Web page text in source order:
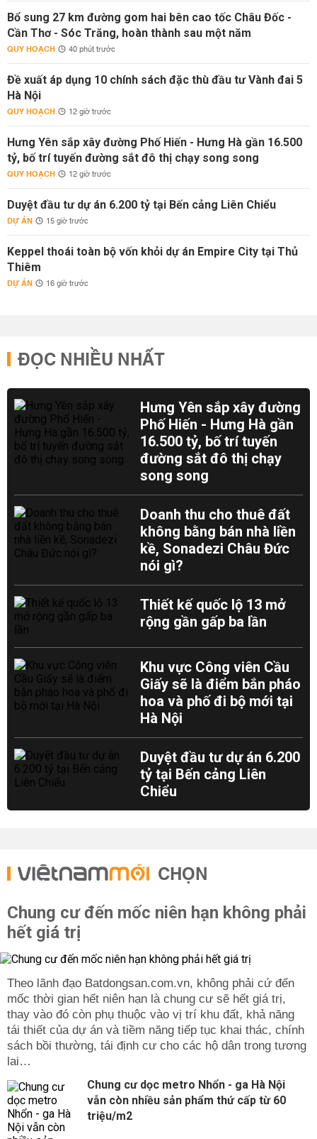
Bổ sung 27 km đường gom hai bên cao tốc Châu Đốc -
Cần Thơ - Sóc Trăng, hoàn thành sau một năm
QUY HOẠCH 40 phút trước
Đề xuất áp dụng 10 chính sách đặc thù đầu tư Vành đai 5
Hà Nội
QUY HOẠCH 12 giờ trước
Hưng Yên sắp xây đường Phố Hiến - Hưng Hà gần 16.500
tỷ, bố trí tuyến đường sắt đô thị chạy song song
QUY HOẠCH 12 giờ trước
Duyệt đầu tư dự án 6.200 tỷ tại Bến cảng Liên Chiểu
DỰ ÁN 15 giờ trước
Keppel thoái toàn bộ vốn khỏi dự án Empire City tại Thủ
Thiêm
DỰ ÁN 16 giờ trước
ĐỌC NHIỀU NHẤT
Hưng Yên sắp xây đường
Phố Hiến - Hưng Hà gần
16.500 tỷ, bố trí tuyến
đường sắt đô thị chạy
song song
Doanh thu cho thuê đất
không bằng bán nhà liền
kề, Sonadezi Châu Đức
nói gì?
Thiết kế quốc lộ 13 mở
rộng gần gấp ba lần
Khu vực Công viên Cầu
Giấy sẽ là điểm bắn pháo
hoa và phố đi bộ mới tại
Hà Nội
Duyệt đầu tư dự án 6.200
tỷ tại Bến cảng Liên
Chiểu
CHỌN
Chung cư đến mốc niên hạn không phải
hết giá trị
Theo lãnh đạo Batdongsan.com.vn, không phải cứ đến
mốc thời gian hết niên hạn là chung cư sẽ hết giá trị,
thay vào đó còn phụ thuộc vào vị trí khu đất, khả năng
tái thiết của dự án và tiềm năng tiếp tục khai thác, chính
sách bồi thường, tái định cư cho các hộ dân trong tương
lai…
Chung cư dọc metro Nhổn - ga Hà Nội
vẫn còn nhiều sản phẩm thứ cấp từ 60
triệu/m2